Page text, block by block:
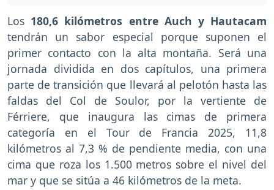
Los 180,6 kilómetros entre Auch y Hautacam
tendrán un sabor especial porque suponen el
primer contacto con la alta montaña. Será una
jornada dividida en dos capítulos, una primera
parte de transición que llevará al pelotón hasta las
faldas del Col de Soulor, por la vertiente de
Férriere, que inaugura las cimas de primera
categoría en el Tour de Francia 2025, 11,8
kilómetros al 7,3 % de pendiente media, con una
cima que roza los 1.500 metros sobre el nivel del
mar y que se sitúa a 46 kilómetros de la meta.